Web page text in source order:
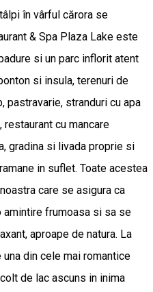
în vârful cărora se
& Spa Plaza Lake este
si un parc inflorit atent
si insula, terenuri de
stranduri cu apa
cu mancare
gradina si livada proprie si
in suflet. Toate acestea
care se asigura ca
amintire frumoasa si sa se
aproape de natura. La
din cele mai romantice
de lac ascuns in inima